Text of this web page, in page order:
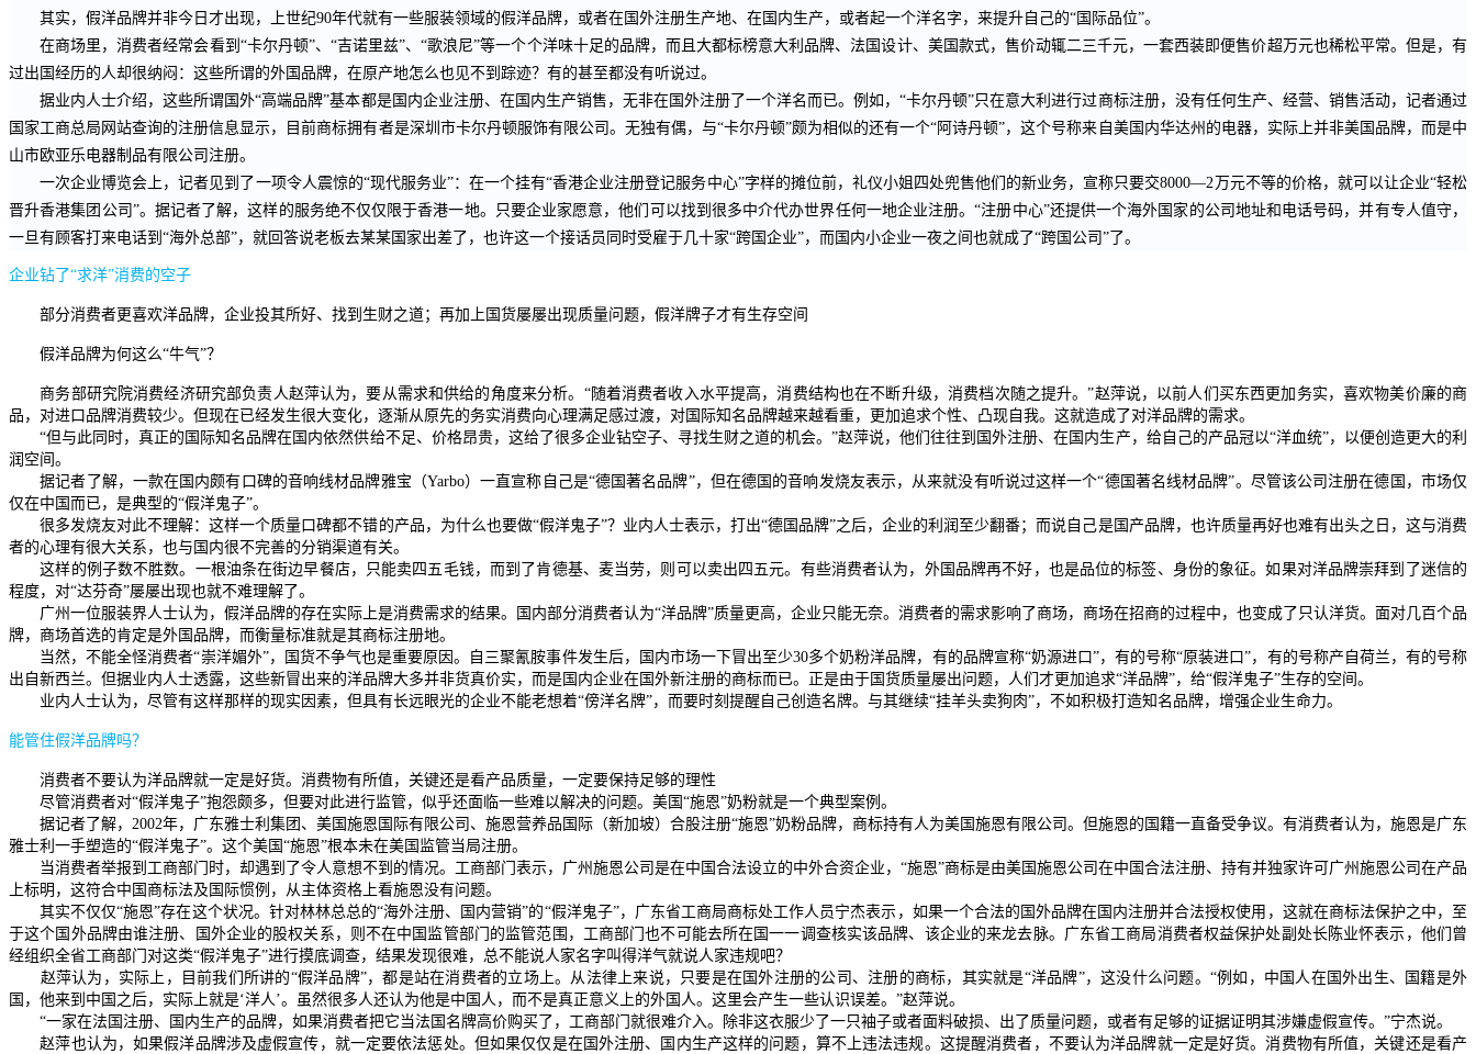
其实，假洋品牌并非今日才出现，上世纪90年代就有一些服装领域的假洋品牌，或者在国外注册生产地、在国内生产，或者起一个洋名字，来提升自己的“国际品位”。
在商场里，消费者经常会看到“卡尔丹顿”、“吉诺里兹”、“歌浪尼”等一个个洋味十足的品牌，而且大都标榜意大利品牌、法国设计、美国款式，售价动辄二三千元，一套西装即便售价超万元也稀松平常。但是，有
过出国经历的人却很纳闷：这些所谓的外国品牌，在原产地怎么也见不到踪迹？有的甚至都没有听说过。
据业内人士介绍，这些所谓国外“高端品牌”基本都是国内企业注册、在国内生产销售，无非在国外注册了一个洋名而已。例如，“卡尔丹顿”只在意大利进行过商标注册，没有任何生产、经营、销售活动，记者通过
国家工商总局网站查询的注册信息显示，目前商标拥有者是深圳市卡尔丹顿服饰有限公司。无独有偶，与“卡尔丹顿”颇为相似的还有一个“阿诗丹顿”，这个号称来自美国内华达州的电器，实际上并非美国品牌，而是中
山市欧亚乐电器制品有限公司注册。
一次企业博览会上，记者见到了一项令人震惊的“现代服务业”：在一个挂有“香港企业注册登记服务中心”字样的摊位前，礼仪小姐四处兜售他们的新业务，宣称只要交8000—2 万元不等的价格，就可以让企业“轻松
晋升香港集团公司”。据记者了解，这样的服务绝不仅仅限于香港一地。只要企业家愿意，他们可以找到很多中介代办世界任何一地企业注册。“注册中心”还提供一个海外国家的公司地址和电话号码，并有专人值守，
一旦有顾客打来电话到“海外总部”，就回答说老板去某某国家出差了，也许这一个接话员同时受雇于几十家“跨国企业”，而国内小企业一夜之间也就成了“跨国公司”了。
企业钻了“求洋”消费的空子
部分消费者更喜欢洋品牌，企业投其所好、找到生财之道；再加上国货屡屡出现质量问题，假洋牌子才有生存空间
假洋品牌为何这么“牛气”？
商务部研究院消费经济研究部负责人赵萍认为，要从需求和供给的角度来分析。“随着消费者收入水平提高，消费结构也在不断升级，消费档次随之提升。”赵萍说，以前人们买东西更加务实，喜欢物美价廉的商
品，对进口品牌消费较少。但现在已经发生很大变化，逐渐从原先的务实消费向心理满足感过渡，对国际知名品牌越来越看重，更加追求个性、凸现自我。这就造成了对洋品牌的需求。
“但与此同时，真正的国际知名品牌在国内依然供给不足、价格昂贵，这给了很多企业钻空子、寻找生财之道的机会。”赵萍说，他们往往到国外注册、在国内生产，给自己的产品冠以“洋血统”，以便创造更大的利
润空间。
据记者了解，一款在国内颇有口碑的音响线材品牌雅宝（Yarbo）一直宣称自己是“德国著名品牌”，但在德国的音响发烧友表示，从来就没有听说过这样一个“德国著名线材品牌”。尽管该公司注册在德国，市场仅
仅在中国而已，是典型的“假洋鬼子”。
很多发烧友对此不理解：这样一个质量口碑都不错的产品，为什么也要做“假洋鬼子”？业内人士表示，打出“德国品牌”之后，企业的利润至少翻番；而说自己是国产品牌，也许质量再好也难有出头之日，这与消费
者的心理有很大关系，也与国内很不完善的分销渠道有关。
这样的例子数不胜数。一根油条在街边早餐店，只能卖四五毛钱，而到了肯德基、麦当劳，则可以卖出四五元。有些消费者认为，外国品牌再不好，也是品位的标签、身份的象征。如果对洋品牌崇拜到了迷信的
程度，对“达芬奇”屡屡出现也就不难理解了。
广州一位服装界人士认为，假洋品牌的存在实际上是消费需求的结果。国内部分消费者认为“洋品牌”质量更高，企业只能无奈。消费者的需求影响了商场，商场在招商的过程中，也变成了只认洋货。面对几百个品
牌，商场首选的肯定是外国品牌，而衡量标准就是其商标注册地。
当然，不能全怪消费者“崇洋媚外”，国货不争气也是重要原因。自三聚氰胺事件发生后，国内市场一下冒出至少30多个奶粉洋品牌，有的品牌宣称“奶源进口”，有的号称“原装进口”，有的号称产自荷兰，有的号称
出自新西兰。但据业内人士透露，这些新冒出来的洋品牌大多并非货真价实，而是国内企业在国外新注册的商标而已。正是由于国货质量屡出问题，人们才更加追求“洋品牌”，给“假洋鬼子”生存的空间。
业内人士认为，尽管有这样那样的现实因素，但具有长远眼光的企业不能老想着“傍洋名牌”，而要时刻提醒自己创造名牌。与其继续“挂羊头卖狗肉”，不如积极打造知名品牌，增强企业生命力。
能管住假洋品牌吗？
消费者不要认为洋品牌就一定是好货。消费物有所值，关键还是看产品质量，一定要保持足够的理性
尽管消费者对“假洋鬼子”抱怨颇多，但要对此进行监管，似乎还面临一些难以解决的问题。美国“施恩”奶粉就是一个典型案例。
据记者了解， 2002年，广东雅士利集团、美国施恩国际有限公司、施恩营养品国际（新加坡）合股注册“施恩”奶粉品牌，商标持有人为美国施恩有限公司。但施恩的国籍一直备受争议。有消费者认为，施恩是广东
雅士利一手塑造的“假洋鬼子”。这个美国“施恩”根本未在美国监管当局注册。
当消费者举报到工商部门时，却遇到了令人意想不到的情况。工商部门表示，广州施恩公司是在中国合法设立的中外合资企业，“施恩”商标是由美国施恩公司在中国合法注册、持有并独家许可广州施恩公司在产品
上标明，这符合中国商标法及国际惯例，从主体资格上看施恩没有问题。
其实不仅仅“施恩”存在这个状况。针对林林总总的“海外注册、国内营销”的“假洋鬼子”，广东省工商局商标处工作人员宁杰表示，如果一个合法的国外品牌在国内注册并合法授权使用，这就在商标法保护之中，至
于这个国外品牌由谁注册、国外企业的股权关系，则不在中国监管部门的监管范围，工商部门也不可能去所在国一一调查核实该品牌、该企业的来龙去脉。广东省工商局消费者权益保护处副处长陈业怀表示，他们曾
经组织全省工商部门对这类“假洋鬼子”进行摸底调查，结果发现很难，总不能说人家名字叫得洋气就说人家违规吧？
赵萍认为，实际上，目前我们所讲的“假洋品牌”，都是站在消费者的立场上。从法律上来说，只要是在国外注册的公司、注册的商标，其实就是“洋品牌”，这没什么问题。“例如，中国人在国外出生、国籍是外
国，他来到中国之后，实际上就是‘洋人’。虽然很多人还认为他是中国人，而不是真正意义上的外国人。这里会产生一些认识误差。”赵萍说。
“一家在法国注册、国内生产的品牌，如果消费者把它当法国名牌高价购买了，工商部门就很难介入。除非这衣服少了一只袖子或者面料破损、出了质量问题，或者有足够的证据证明其涉嫌虚假宣传。”宁杰说。
赵萍也认为，如果假洋品牌涉及虚假宣传，就一定要依法惩处。但如果仅仅是在国外注册、国内生产这样的问题，算不上违法违规。这提醒消费者，不要认为洋品牌就一定是好货。消费物有所值，关键还是看产